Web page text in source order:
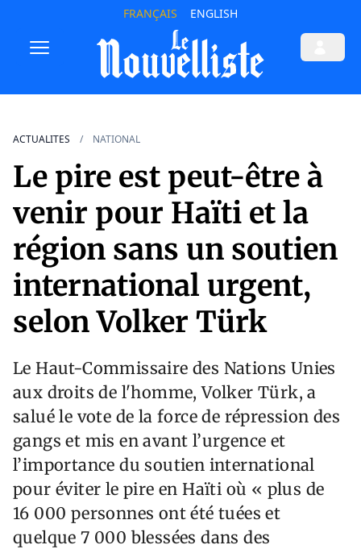
FRANÇAIS ENGLISH
ACTUALITES NATIONAL
Le pire est peut-être à
venir pour Haïti et la
région sans un soutien
international urgent,
selon Volker Türk
Le Haut-Commissaire des Nations Unies
aux droits de l'homme, Volker Türk, a
salué le vote de la force de répression des
gangs et mis en avant l’urgence et
l’importance du soutien international
pour éviter le pire en Haïti où « plus de
16 000 personnes ont été tuées et
quelque 7 000 blessées dans des